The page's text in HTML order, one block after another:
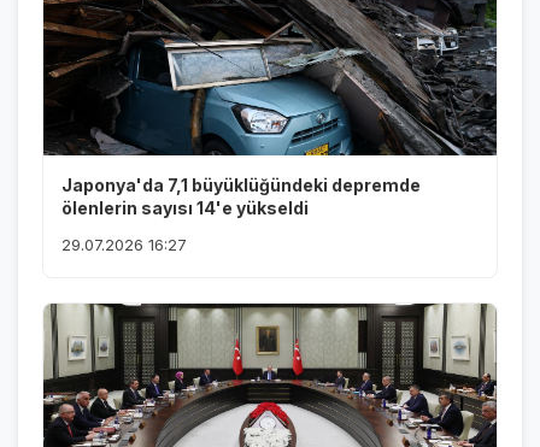
Japonya'da 7,1 büyüklüğündeki depremde
ölenlerin sayısı 14'e yükseldi
29.07.2026 16:27